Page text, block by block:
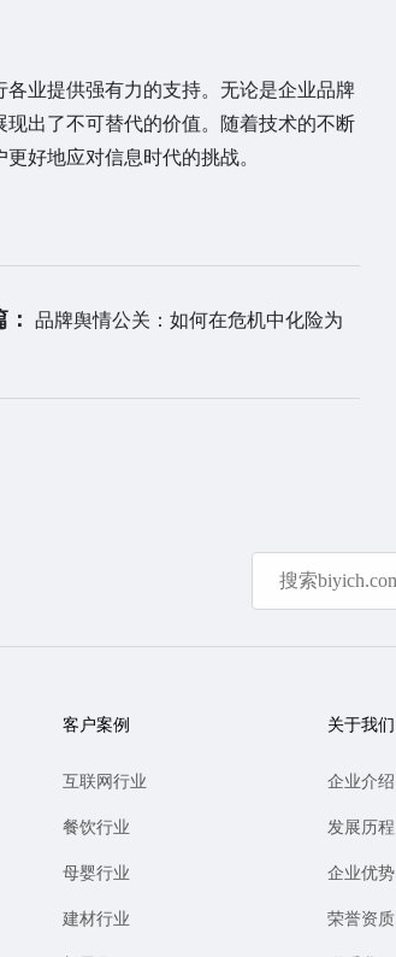
业提供强有力的支持。无论是企业品牌
出了不可替代的价值。随着技术的不断
好地应对信息时代的挑战。
品牌舆情公关：如何在危机中化险为
客户案例
互联网行业
餐饮行业
母婴行业
建材行业
关于我们
企业介绍
发展历程
企业优势
荣誉资质